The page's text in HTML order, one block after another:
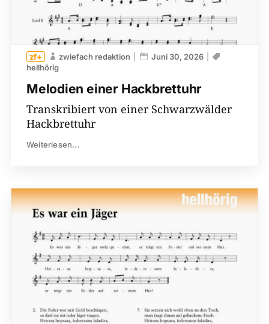
Melodien einer Hackbrettuhr
zwiefach redaktion
Juni 30, 2026
hellhörig
Transkribiert von einer Schwarzwälder
Hackbrettuhr
Weiterlesen...